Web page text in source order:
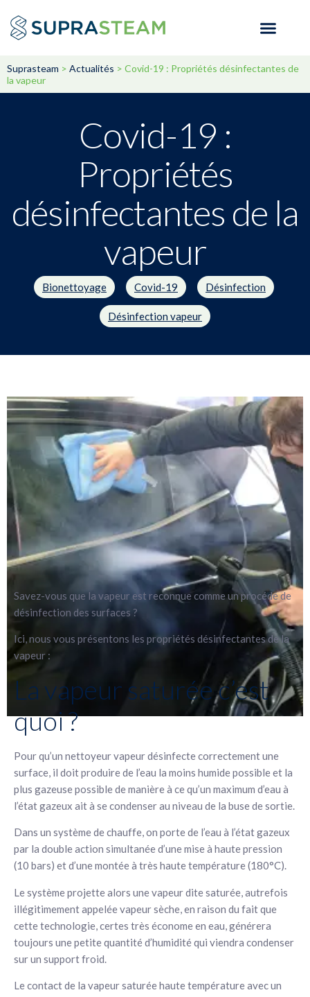
Suprasteam > Actualités > Covid-19 : Propriétés désinfectantes de
la vapeur
Covid-19 :
Propriétés
désinfectantes de la
vapeur
Savez-vous que la vapeur est reconnue comme un procédé de
désinfection des surfaces ?
Ici, nous vous présentons les propriétés désinfectantes de la
vapeur :
La vapeur saturée c’est
quoi ?
Pour qu’un nettoyeur vapeur désinfecte correctement une
surface, il doit produire de l’eau la moins humide possible et la
plus gazeuse possible de manière à ce qu’un maximum d’eau à
l’état gazeux ait à se condenser au niveau de la buse de sortie.
Dans un système de chauffe, on porte de l’eau à l’état gazeux
par la double action simultanée d’une mise à haute pression
(10 bars) et d’une montée à très haute température (180°C).
Le système projette alors une vapeur dite saturée, autrefois
illégitimement appelée vapeur sèche, en raison du fait que
cette technologie, certes très économe en eau, générera
toujours une petite quantité d’humidité qui viendra condenser
sur un support froid.
Le contact de la vapeur saturée haute température avec un